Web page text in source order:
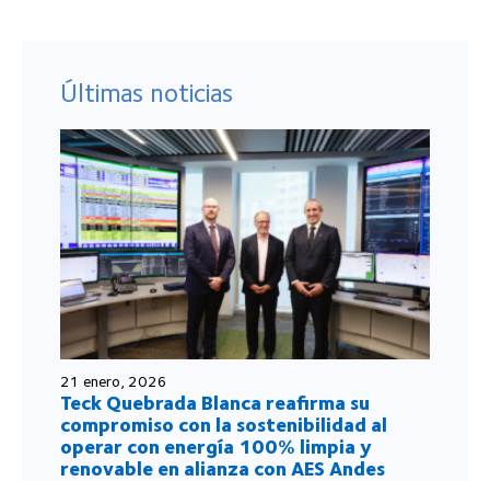
Últimas noticias
21 enero, 2026
Teck Quebrada Blanca reafirma su
compromiso con la sostenibilidad al
operar con energía 100% limpia y
renovable en alianza con AES Andes